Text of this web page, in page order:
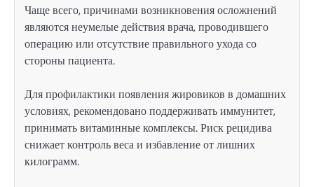
Чаще всего, причинами возникновения осложнений
являются неумелые действия врача, проводившего
операцию или отсутствие правильного ухода со
стороны пациента.
Для профилактики появления жировиков в домашних
условиях, рекомендовано поддерживать иммунитет,
принимать витаминные комплексы. Риск рецидива
снижает контроль веса и избавление от лишних
килограмм.